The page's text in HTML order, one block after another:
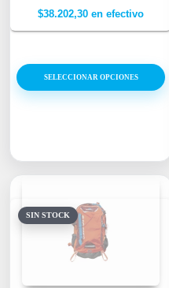
SIN STOCK
$38.202,30 en efectivo
SELECCIONAR OPCIONES